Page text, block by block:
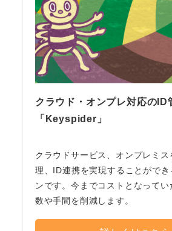
クラウド・オンプレ対応のID
「Keyspider」
クラウドサービス、オンプレミ
理、ID連携を実現することができ
ンです。今までコストとなって
数や手間を削減します。